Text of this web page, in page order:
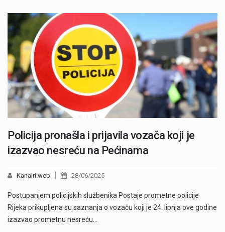
Policija pronašla i prijavila vozača koji je
izazvao nesreću na Pećinama
Kanalri.web 28/06/2025
Postupanjem policijskih službenika Postaje prometne policije
Rijeka prikupljena su saznanja o vozaču koji je 24. lipnja ove godine
izazvao prometnu nesreću…